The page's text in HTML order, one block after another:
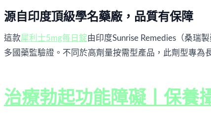
源自印度頂級學名藥廠，品質有保障
這款犀利士5mg每日錠由印度Sunrise Remedies（桑瑞
多國藥監驗證。不同於高劑量按需型產品，此劑型專為
治療勃起功能障礙丨保養